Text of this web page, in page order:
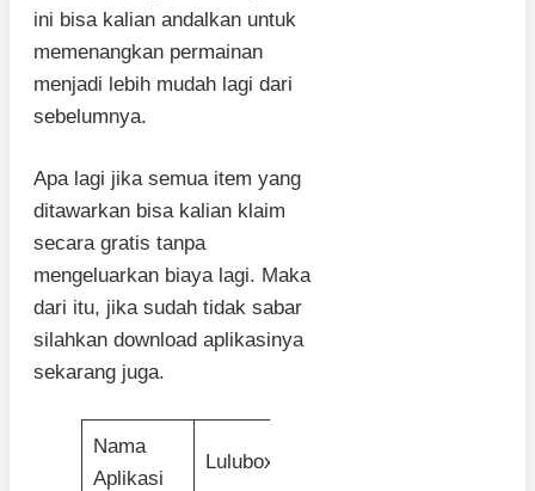
ini bisa kalian andalkan untuk
memenangkan permainan
menjadi lebih mudah lagi dari
sebelumnya.
Apa lagi jika semua item yang
ditawarkan bisa kalian klaim
secara gratis tanpa
mengeluarkan biaya lagi. Maka
dari itu, jika sudah tidak sabar
silahkan download aplikasinya
sekarang juga.
Nama
Aplikasi
Lulubox